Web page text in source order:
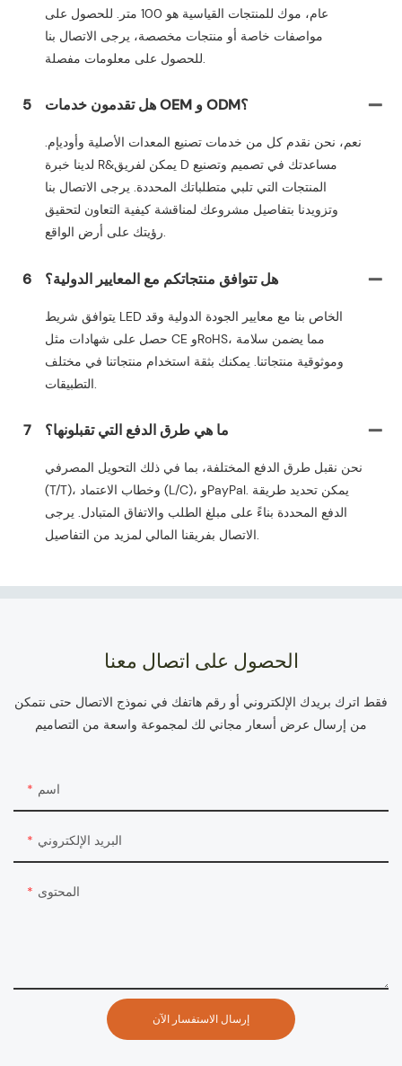
عام، موك للمنتجات القياسية هو 100 متر. للحصول على
مواصفات خاصة أو منتجات مخصصة، يرجى الاتصال بنا
للحصول على معلومات مفصلة.
5 هل تقدمون خدمات OEM و ODM؟
نعم، نحن نقدم كل من خدمات تصنيع المعدات الأصلية وأوديإم.
لدينا خبرة R&يمكن لفريق D مساعدتك في تصميم وتصنيع
المنتجات التي تلبي متطلباتك المحددة. يرجى الاتصال بنا
وتزويدنا بتفاصيل مشروعك لمناقشة كيفية التعاون لتحقيق
رؤيتك على أرض الواقع.
6 هل تتوافق منتجاتكم مع المعايير الدولية؟
يتوافق شريط LED الخاص بنا مع معايير الجودة الدولية وقد
حصل على شهادات مثل CE وRoHS، مما يضمن سلامة
وموثوقية منتجاتنا. يمكنك بثقة استخدام منتجاتنا في مختلف
التطبيقات.
7 ما هي طرق الدفع التي تقبلونها؟
نحن نقبل طرق الدفع المختلفة، بما في ذلك التحويل المصرفي
(T/T)، وخطاب الاعتماد (L/C)، وPayPal. يمكن تحديد طريقة
الدفع المحددة بناءً على مبلغ الطلب والاتفاق المتبادل. يرجى
الاتصال بفريقنا المالي لمزيد من التفاصيل.
الحصول على اتصال معنا
فقط اترك بريدك الإلكتروني أو رقم هاتفك في نموذج الاتصال حتى نتمكن
من إرسال عرض أسعار مجاني لك لمجموعة واسعة من التصاميم
اسم
البريد الإلكتروني
المحتوى
إرسال الاستفسار الآن